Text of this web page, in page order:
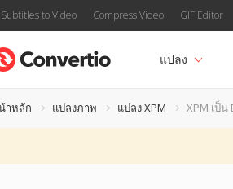
to Video Compress Video GIF Editor
แปลง
าหลัก แปลงภาพ แปลง XPM XPM เป็น